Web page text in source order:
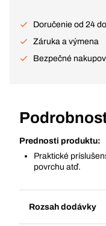
Doručenie od 24
Záruka a výmena
Bezpečné
Prednosti produktu:
Praktické
povrchu atď.
Rozsah dodávky